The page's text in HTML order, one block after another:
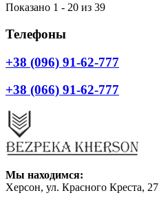
Показано 1 - 20 из 39
Телефоны
+38 (096) 91-62-777
+38 (066) 91-62-777
Мы находимся:
Херсон, ул. Красного Креста, 27